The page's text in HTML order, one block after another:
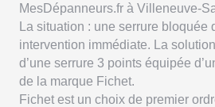
MesDépanneurs.fr à Villeneuve-
La situation : une serrure bloquée
intervention immédiate. La
d’une serrure 3 points équipée
de la marque Fichet.
Fichet est un choix de premier